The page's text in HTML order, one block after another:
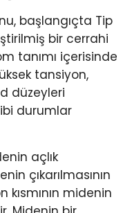
başlangıçta Tip
bir cerrahi
tanımı içerisinde
tansiyon,
düzeyleri
durumlar
açlık
çıkarılmasının
kısmının midenin